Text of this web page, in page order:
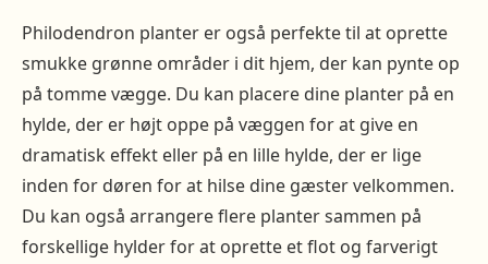
Philodendron planter er også perfekte til at oprette
smukke grønne områder i dit hjem, der kan pynte op
på tomme vægge. Du kan placere dine planter på en
hylde, der er højt oppe på væggen for at give en
dramatisk effekt eller på en lille hylde, der er lige
inden for døren for at hilse dine gæster velkommen.
Du kan også arrangere flere planter sammen på
forskellige hylder for at oprette et flot og farverigt